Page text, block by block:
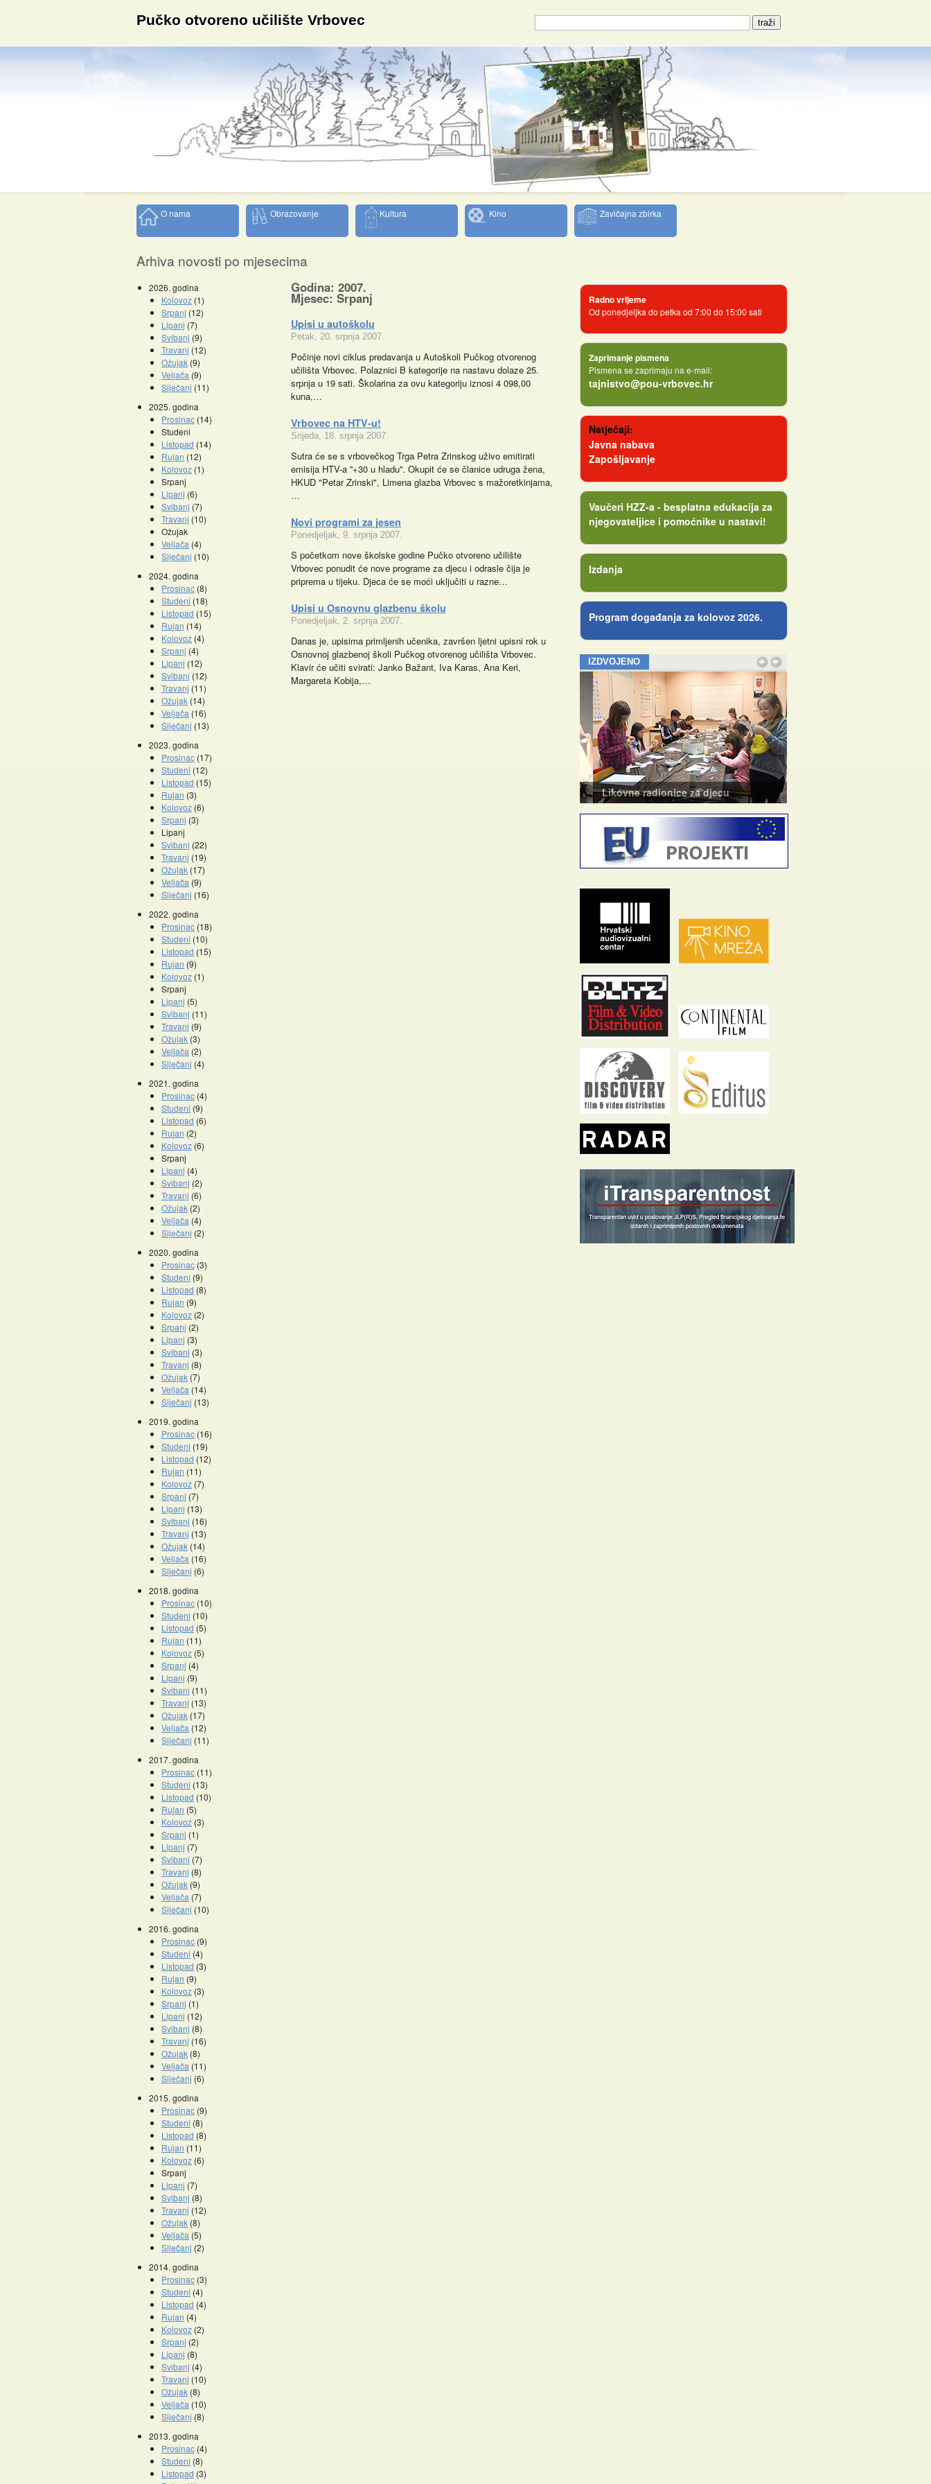
Pučko otvoreno učilište Vrbovec
O nama Obrazovanje Kultura Kino Zavičajna zbirka
Arhiva novosti po mjesecima
2026. godina
Kolovoz (1)
Srpanj (12)
Lipanj (7)
Svibanj (9)
Travanj (12)
Ožujak (9)
Veljača (9)
Siječanj (11)
2025. godina
Prosinac (14)
Studeni
Listopad (14)
Rujan (12)
Kolovoz (1)
Srpanj
Lipanj (6)
Svibanj (7)
Travanj (10)
Ožujak
Veljača (4)
Siječanj (10)
2024. godina
Prosinac (8)
Studeni (18)
Listopad (15)
Rujan (14)
Kolovoz (4)
Srpanj (4)
Lipanj (12)
Svibanj (12)
Travanj (11)
Ožujak (14)
Veljača (16)
Siječanj (13)
2023. godina
Prosinac (17)
Studeni (12)
Listopad (15)
Rujan (3)
Kolovoz (6)
Srpanj (3)
Lipanj
Svibanj (22)
Travanj (19)
Ožujak (17)
Veljača (9)
Siječanj (16)
2022. godina
Prosinac (18)
Studeni (10)
Listopad (15)
Rujan (9)
Kolovoz (1)
Srpanj
Lipanj (5)
Svibanj (11)
Travanj (9)
Ožujak (3)
Veljača (2)
Siječanj (4)
2021. godina
Prosinac (4)
Studeni (9)
Listopad (6)
Rujan (2)
Kolovoz (6)
Srpanj
Lipanj (4)
Svibanj (2)
Travanj (6)
Ožujak (2)
Veljača (4)
Siječanj (2)
2020. godina
Prosinac (3)
Studeni (9)
Listopad (8)
Rujan (9)
Kolovoz (2)
Srpanj (2)
Lipanj (3)
Svibanj (3)
Travanj (8)
Ožujak (7)
Veljača (14)
Siječanj (13)
2019. godina
Prosinac (16)
Studeni (19)
Listopad (12)
Rujan (11)
Kolovoz (7)
Srpanj (7)
Lipanj (13)
Svibanj (16)
Travanj (13)
Ožujak (14)
Veljača (16)
Siječanj (6)
2018. godina
Prosinac (10)
Studeni (10)
Listopad (5)
Rujan (11)
Kolovoz (5)
Srpanj (4)
Lipanj (9)
Svibanj (11)
Travanj (13)
Ožujak (17)
Veljača (12)
Siječanj (11)
2017. godina
Prosinac (11)
Studeni (13)
Listopad (10)
Rujan (5)
Kolovoz (3)
Srpanj (1)
Lipanj (7)
Svibanj (7)
Travanj (8)
Ožujak (9)
Veljača (7)
Siječanj (10)
2016. godina
Prosinac (9)
Studeni (4)
Listopad (3)
Rujan (9)
Kolovoz (3)
Srpanj (1)
Lipanj (12)
Svibanj (8)
Travanj (16)
Ožujak (8)
Veljača (11)
Siječanj (6)
2015. godina
Prosinac (9)
Studeni (8)
Listopad (8)
Rujan (11)
Kolovoz (6)
Srpanj
Lipanj (7)
Svibanj (8)
Travanj (12)
Ožujak (8)
Veljača (5)
Siječanj (2)
2014. godina
Prosinac (3)
Studeni (4)
Listopad (4)
Rujan (4)
Kolovoz (2)
Srpanj (2)
Lipanj (8)
Svibanj (4)
Travanj (10)
Ožujak (8)
Veljača (10)
Siječanj (8)
2013. godina
Prosinac (4)
Studeni (8)
Listopad (3)
Godina: 2007.
Mjesec: Srpanj
Upisi u autoškolu
Petak, 20. srpnja 2007.
Počinje novi ciklus predavanja u Autoškoli Pučkog otvorenog
učilišta Vrbovec. Polaznici B kategorije na nastavu dolaze 25.
srpnja u 19 sati. Školarina za ovu kategoriju iznosi 4 098,00
kuna,…
Vrbovec na HTV-u!
Srijeda, 18. srpnja 2007.
Sutra će se s vrbovečkog Trga Petra Zrinskog uživo emitirati
emisija HTV-a ''+30 u hladu''. Okupit će se članice udruga žena,
HKUD "Petar Zrinski", Limena glazba Vrbovec s mažoretkinjama,
…
Novi programi za jesen
Ponedjeljak, 9. srpnja 2007.
S početkom nove školske godine Pučko otvoreno učilište
Vrbovec ponudit će nove programe za djecu i odrasle čija je
priprema u tijeku. Djeca će se moći uključiti u razne…
Upisi u Osnovnu glazbenu školu
Ponedjeljak, 2. srpnja 2007.
Danas je, upisima primljenih učenika, završen ljetni upisni rok u
Osnovnoj glazbenoj školi Pučkog otvorenog učilišta Vrbovec.
Klavir će učiti svirati: Janko Bažant, Iva Karas, Ana Keri,
Margareta Kobija,…
Radno vrijeme
Od ponedjeljka do petka od 7:00 do 15:00 sati
Zaprimanje pismena
Pismena se zaprimaju na e-mail:
tajnistvo@pou-vrbovec.hr
Natječaji:
Javna nabava
Zapošljavanje
Vaučeri HZZ-a - besplatna edukacija za
njegovateljice i pomoćnike u nastavi!
Izdanja
Program događanja za kolovoz 2026.
IZDVOJENO
Promocije knjiga Likovne radionice za djecu